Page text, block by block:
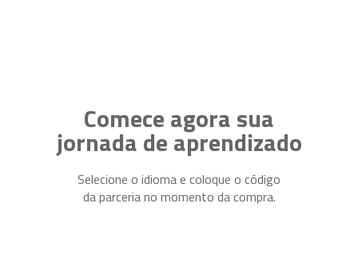
Comece agora sua
jornada de aprendizado
Selecione o idioma e coloque o código
da parceria no momento da compra.